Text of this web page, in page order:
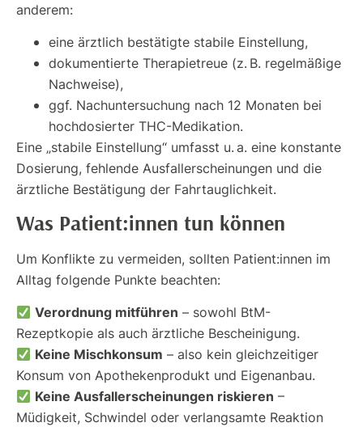
anderem:
eine ärztlich bestätigte stabile Einstellung,
dokumentierte Therapietreue (z. B. regelmäßige
Nachweise),
ggf. Nachuntersuchung nach 12 Monaten bei
hochdosierter THC-Medikation.
Eine „stabile Einstellung“ umfasst u. a. eine konstante
Dosierung, fehlende Ausfallerscheinungen und die
ärztliche Bestätigung der Fahrtauglichkeit.
Was Patient:innen tun können
Um Konflikte zu vermeiden, sollten Patient:innen im
Alltag folgende Punkte beachten:
Verordnung mitführen – sowohl BtM-
Rezeptkopie als auch ärztliche Bescheinigung.
Keine Mischkonsum – also kein gleichzeitiger
Konsum von Apothekenprodukt und Eigenanbau.
Keine Ausfallerscheinungen riskieren –
Müdigkeit, Schwindel oder verlangsamte Reaktion